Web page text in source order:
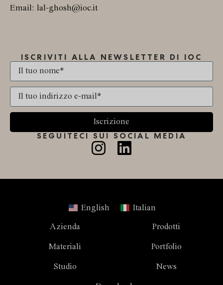
Email: lal-ghosh@ioc.it
ISCRIVITI ALLA NEWSLETTER DI IOC
Iscrizione
SEGUITECI SUI SOCIAL MEDIA
English Italian
Azienda Prodotti
Materiali Portfolio
Studio News